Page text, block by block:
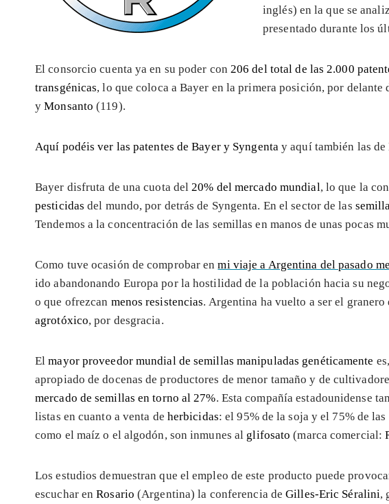
inglés) en la que se
presentado durante los
El consorcio cuenta ya en su poder con 206 del total de las 2.000
transgénicas, lo que coloca a Bayer en la primera posición, por delante
yMonsanto (119).
Aquí podéis ver las patentes de Bayer y Syngentay aquí también las de
Bayer disfruta de una cuota del20% del mercado mundial, lo que la
pesticidas del mundo, por detrás de Syngenta. En el sector de las
Tendemos a la concentración de las semillas en manos de unas pocas
Como tuve ocasión de comprobar enmi viaje a Argentina del pasado
ido abandonando Europa por la hostilidad de la población hacia su
o que ofrezcan menos resistencias. Argentina ha vuelto a ser el
agrotóxico, por desgracia.
Elmayor proveedor mundial de semillas manipuladas genéticamente
apropiado de docenas de productores de menor tamaño y de
mercado de semillas en torno al 27%. Esta compañía estadounidense
listas en cuanto a venta de herbicidas: el 95% de la soja y el 75% de
como el maíz o el algodón, son inmunes al glifosato (marca comercial:
Los estudios demuestran que el empleo de este producto puede
escuchar enRosario (Argentina) la conferencia deGilles-Eric Séralini,